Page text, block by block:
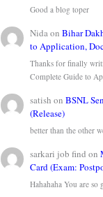
Good a blog toper
NidaonBihar
to Application,
Thanks for finally
Complete Guide to
satish onBSNL
(Release)
better than the other
sarkari job find on
Card (Exam:
Hahahaha You are so